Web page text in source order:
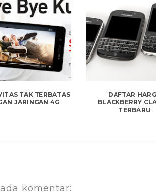
TAK TERBATAS
JARINGAN 4G
DAFTAR
BLACKBERRY
TERBARU
komentar: